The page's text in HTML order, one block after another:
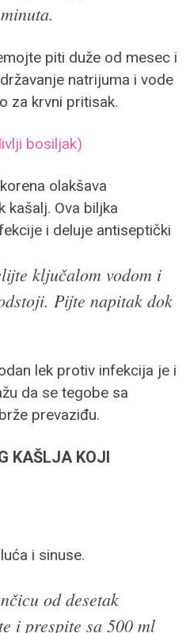
piti duže od mesec i
natrijuma i vode
za krvni pritisak.
bosiljak)
olakšava
kašalj. Ova biljka
i deluje antiseptički
ključalom vodom i
Pijte napitak dok
lek protiv infekcija je i
da se tegobe sa
prevaziđu.
KAŠLJA KOJI
i sinuse.
od desetak
i prespite sa 500 ml